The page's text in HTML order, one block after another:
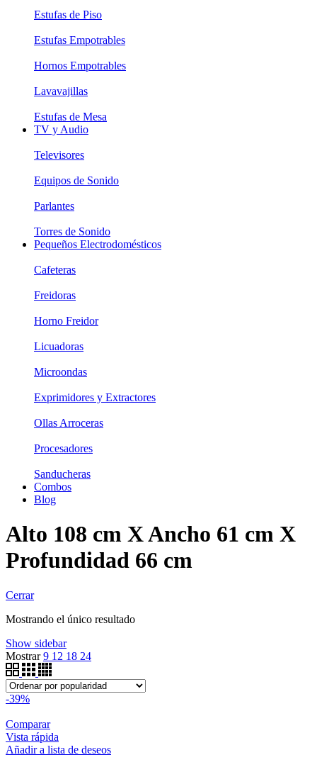
Estufas de Piso
Estufas Empotrables
Hornos Empotrables
Lavavajillas
Estufas de Mesa
TV y Audio
Televisores
Equipos de Sonido
Parlantes
Torres de Sonido
Pequeños Electrodomésticos
Cafeteras
Freidoras
Horno Freidor
Licuadoras
Microondas
Exprimidores y Extractores
Ollas Arroceras
Procesadores
Sanducheras
Combos
Blog
Alto 108 cm X Ancho 61 cm X
Profundidad 66 cm
Cerrar
Mostrando el único resultado
Show sidebar
Mostrar9 12 18 24
-39%
Comparar
Vista rápida
Añadir a lista de deseos